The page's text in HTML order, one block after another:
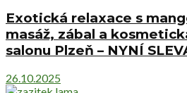
Exotická relaxace s
masáž, zábal a
salonu Plzeň – NYNÍ
26.10.2025